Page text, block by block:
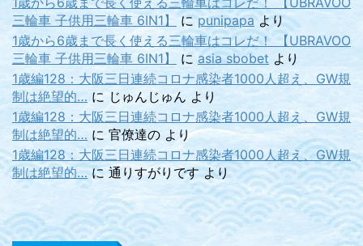
三輪車 子供用三輪車 6IN1】 にpunipapaより
1歳から6歳まで長く使える三輪車はコレだ！ 【UBRAVOO
三輪車 子供用三輪車 6IN1】
に asia sbobet より
1歳編128：大阪三日連続コロナ感染者1000人超え、GW規
制は絶望的… に じゅんじゅん より
1歳編128：大阪三日連続コロナ感染者1000人超え、GW規
制は絶望的… に 官僚達の より
1歳編128：大阪三日連続コロナ感染者1000人超え、GW規
制は絶望的…に 通りすがりです より